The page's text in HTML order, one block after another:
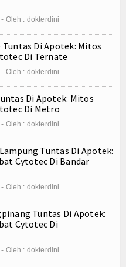
Oleh : dokterdini
Di Apotek: Mitos
Di Ternate
Oleh : dokterdini
Di Apotek: Mitos
Di Metro
Oleh : dokterdini
Tuntas Di Apotek:
Cytotec Di Bandar
Oleh : dokterdini
Tuntas Di Apotek:
Cytotec Di
Oleh : dokterdini